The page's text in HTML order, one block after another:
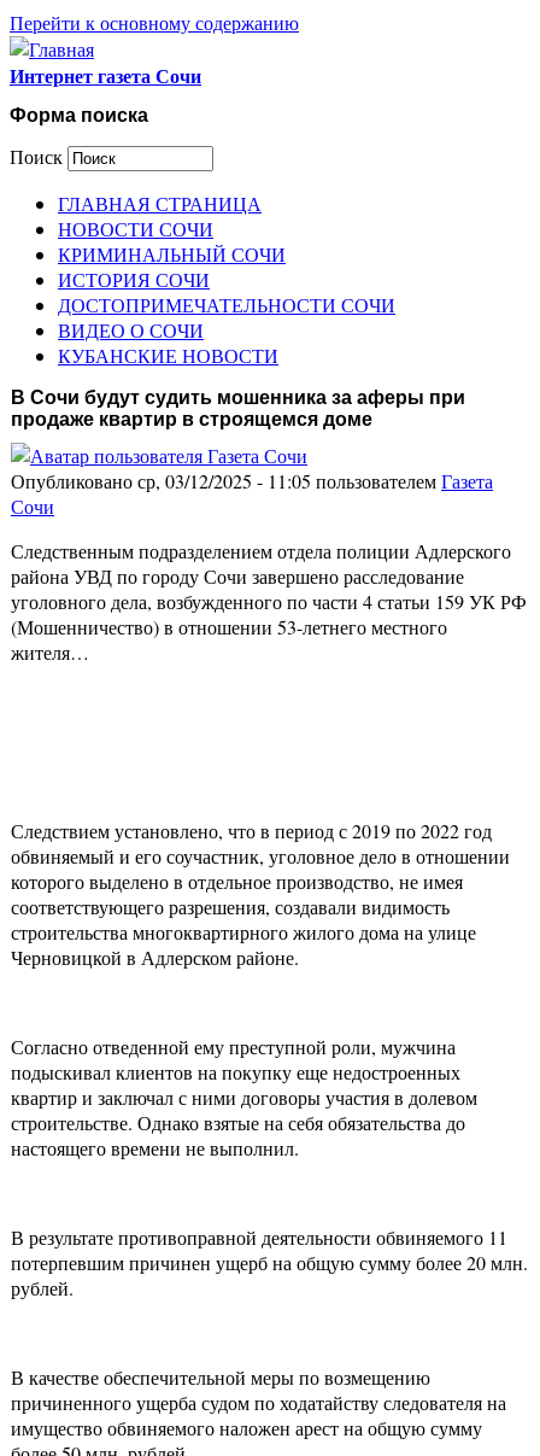
Перейти к основному содержанию
Интернет газета Сочи
Форма поиска
Поиск
ГЛАВНАЯ СТРАНИЦА
НОВОСТИ СОЧИ
КРИМИНАЛЬНЫЙ СОЧИ
ИСТОРИЯ СОЧИ
ДОСТОПРИМЕЧАТЕЛЬНОСТИ СОЧИ
ВИДЕО О СОЧИ
КУБАНСКИЕ НОВОСТИ
В Сочи будут судить мошенника за аферы при
продаже квартир в строящемся доме
Опубликовано ср, 03/12/2025 - 11:05 пользователемГазета
Сочи
Следственным подразделением отдела полиции Адлерского
района УВД по городу Сочи завершено расследование
уголовного дела, возбужденного по части 4 статьи 159 УК РФ
(Мошенничество) в отношении 53-летнего местного
жителя…
Следствием установлено, что в период с 2019 по 2022 год
обвиняемый и его соучастник, уголовное дело в отношении
которого выделено в отдельное производство, не имея
соответствующего разрешения, создавали видимость
строительства многоквартирного жилого дома на улице
Черновицкой в Адлерском районе.
Согласно отведенной ему преступной роли, мужчина
подыскивал клиентов на покупку еще недостроенных
квартир и заключал с ними договоры участия в долевом
строительстве. Однако взятые на себя обязательства до
настоящего времени не выполнил.
В результате противоправной деятельности обвиняемого 11
потерпевшим причинен ущерб на общую сумму более 20 млн.
рублей.
В качестве обеспечительной меры по возмещению
причиненного ущерба судом по ходатайству следователя на
имущество обвиняемого наложен арест на общую сумму